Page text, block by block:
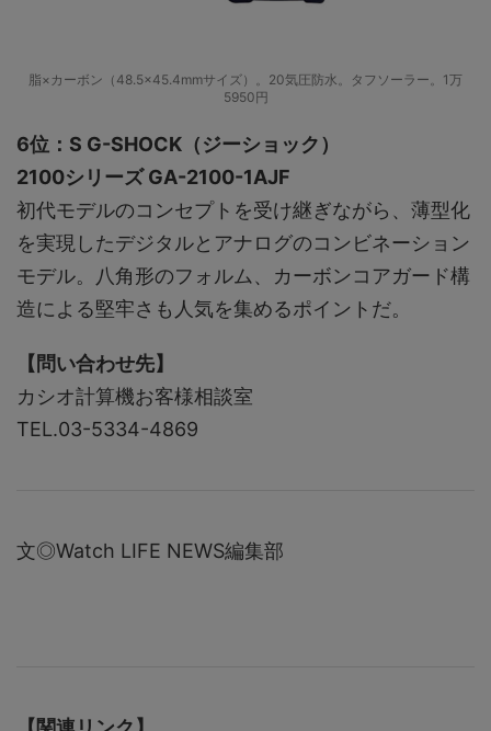
脂×カーボン（48.5×45.4mmサイズ）。20気圧防水。タフソーラー。1万
5950円
6位：S G-SHOCK（ジーショック）
2100シリーズ GA-2100-1AJF
初代モデルのコンセプトを受け継ぎながら、薄型化
を実現したデジタルとアナログのコンビネーション
モデル。八角形のフォルム、カーボンコアガード構
造による堅牢さも人気を集めるポイントだ。
【問い合わせ先】
カシオ計算機お客様相談室
TEL.03-5334-4869
文◎Watch LIFE NEWS編集部